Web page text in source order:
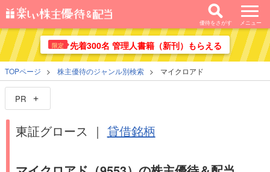
優待をさがす メニュー
限定 先着300名 管理人書籍（新刊）もらえる
TOPページ 株主優待のジャンル別検索 マイクロアド
PR
東証グロース ｜ 貸借銘柄